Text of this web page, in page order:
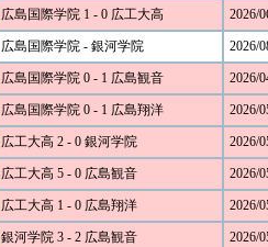
広島国際学院 1 - 0 広工大高 2026/
広島国際学院 - 銀河学院 2026/
広島国際学院 0 - 1 広島観音 2026/
広島国際学院 0 - 1 広島翔洋 2026/
広工大高 2 - 0 銀河学院 2026/
広工大高 5 - 0 広島観音 2026/
広工大高 1 - 0 広島翔洋 2026/
銀河学院 3 - 2 広島観音 2026/